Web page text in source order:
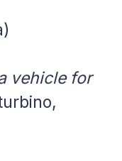
vehicle for